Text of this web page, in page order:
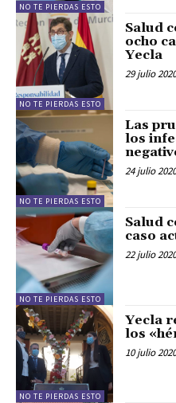
NO TE PIERDAS ESTO
NO TE PIERDAS ESTO
Salud
ocho
Yecla
29 julio
NO TE PIERDAS ESTO
Las
los
24 julio
NO TE PIERDAS ESTO
Salud
caso
22 julio
NO TE PIERDAS ESTO
Yecla
los
10 julio